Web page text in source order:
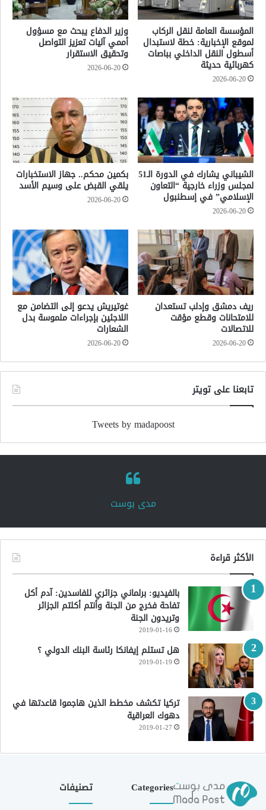
المؤسسة العامة لنقل الركاب
لموقع الإخبارية: خطة لاستبدال
أسطول النقل الداخلي بباصات
كهربائية حديثة
2026-06-20
وزير الدفاع يبحث مع مسؤول
أممي آليات تعزيز التواصل
وتحقيق الاستقرار
2026-06-20
الشيباني يشارك في الدورة الـ51
لمجلس وزراء خارجية “التعاون
الإسلامي” في إسطنبول
2026-06-20
بكمين محكم.. جهاز الاستخبارات
يلقي القبض على وسيم الأسد
2026-06-20
ريف دمشق وإدلب تستعدان
للامتحانات وقطع مؤقت
للاتصالات
2026-06-20
غوتيريش يدعو إلى التضامن مع
اللاجئين بإجراءات ملموسة بدل
الشعارات
2026-06-20
تابعنا على تويتر
Tweets by madapoost
‏مدى بوست‏
الأكثر قراءة
بالفيديو: برلماني جزائري للفاسدين: آدم أكل
تفاحة فخرج من الجنة وأنتم أكلتم الجزائر
وتريدون الجنة
2019-01-16
هل تستلم إيفانكا رئاسة البنك الدولي ؟
2019-01-19
تركيا تكشف مخطط الذين هاجموا قاعدتها في
دهوك العراقية
2019-01-27
Categories تصنيفات